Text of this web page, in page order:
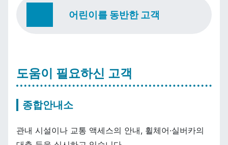
어린이를 동반한 고객
도움이 필요하신 고객
종합안내소
관내 시설이나 교통 액세스의 안내, 휠체어·실버카의